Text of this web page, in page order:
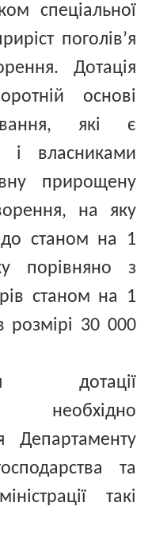
спеціальної
поголів’я
Дотація
основі
які є
і власниками
прирощену
на яку
станом на 1
порівняно з
станом на 1
розмірі 30 000
дотації
необхідно
та
такі